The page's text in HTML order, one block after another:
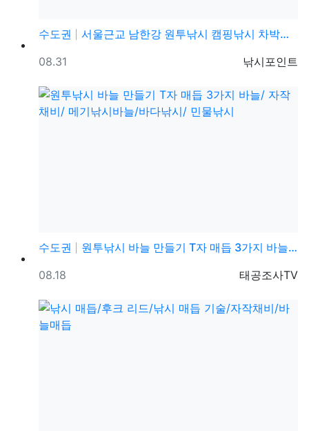
수도권
서울근교 남한강 원투낚시 캠핑낚시 차박캠핑 무료노지 민…
등록자
낚시포인트
등록일
08.31
수도권
원투낚시 바늘 만들기 T자 매듭 3가지 바늘/ 자작채비…
등록자
태공조사TV
등록일
08.18